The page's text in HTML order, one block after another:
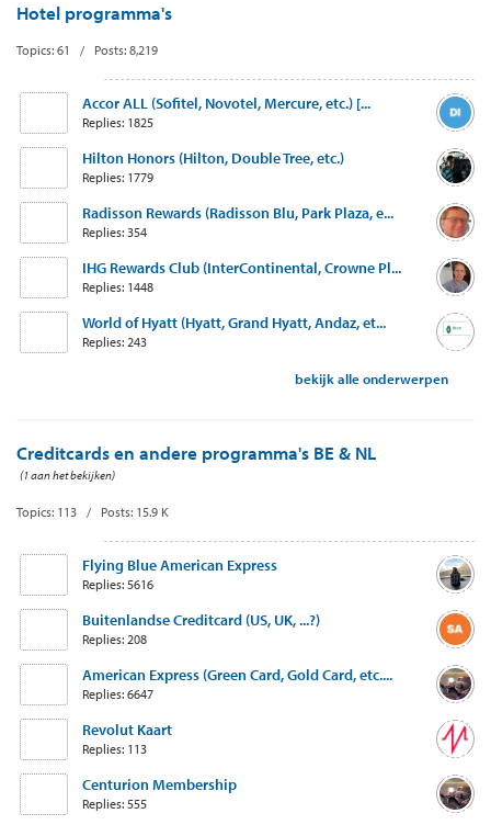
Hotel programma's
Topics: 61 / Posts: 8,219
Accor ALL (Sofitel, Novotel, Mercure, etc.) [...
Replies: 1825
Hilton Honors (Hilton, Double Tree, etc.)
Replies: 1779
Radisson Rewards (Radisson Blu, Park Plaza, e...
Replies: 354
IHG Rewards Club (InterContinental, Crowne Pl...
Replies: 1448
World of Hyatt (Hyatt, Grand Hyatt, Andaz, et...
Replies: 243
bekijk alle onderwerpen
Creditcards en andere programma's BE & NL
(1 aan het bekijken)
Topics: 113 / Posts: 15.9 K
Flying Blue American Express
Replies: 5616
Buitenlandse Creditcard (US, UK, ...?)
Replies: 208
American Express (Green Card, Gold Card, etc....
Replies: 6647
Revolut Kaart
Replies: 113
Centurion Membership
Replies: 555